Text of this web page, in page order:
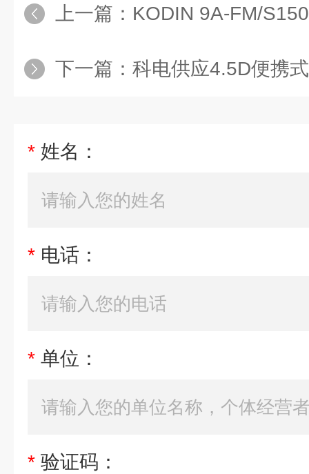
上一篇： ​KODIN 9A-FM/
下一篇： 科电供应4.5D便携
* 姓名：
* 电话：
* 单位：
* 验证码：